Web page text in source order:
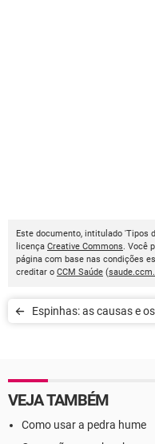
Este documento, intitulado 'Tipos
licença Creative Commons. Você
página com base nas condições
creditar o CCM Saúde (
Espinhas: as causas e os
VEJA TAMBÉM
Como usar a pedra hume